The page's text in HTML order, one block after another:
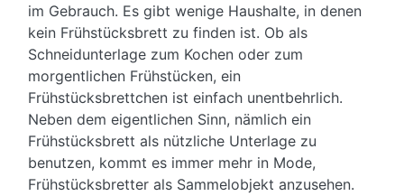
im Gebrauch. Es gibt wenige Haushalte, in denen
kein Frühstücksbrett zu finden ist. Ob als
Schneidunterlage zum Kochen oder zum
morgentlichen Frühstücken, ein
Frühstücksbrettchen ist einfach unentbehrlich.
Neben dem eigentlichen Sinn, nämlich ein
Frühstücksbrett als nützliche Unterlage zu
benutzen, kommt es immer mehr in Mode,
Frühstücksbretter als Sammelobjekt anzusehen.